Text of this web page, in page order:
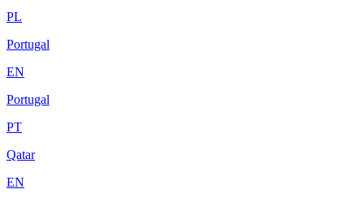
PL
Portugal
EN
Portugal
PT
Qatar
EN